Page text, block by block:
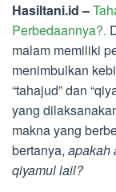
Hasiltani.id –
Perbedaannya?.
malam memiliki
menimbulkan
“tahajud” dan
yang
makna yang
bertanya, apakah
qiyamul lail?